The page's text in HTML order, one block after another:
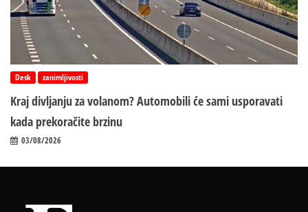
Desk zanimljivosti
Kraj divljanju za volanom? Automobili će sami usporavati
kada prekoračite brzinu
03/08/2026